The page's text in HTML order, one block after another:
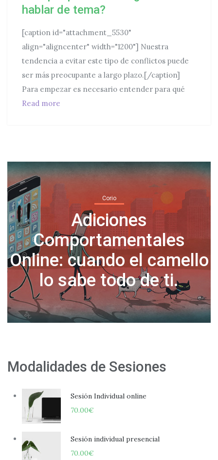
hablar de tema?
[caption id="attachment_5530"
align="aligncenter" width="1200"] Nuestra
tendencia a evitar este tipo de conflictos puede
ser más preocupante a largo plazo.[/caption]
Para empezar es necesario entender para qué
Read more
Corio
Normalicemos tomar días
libres por salud mental
Modalidades de Sesiones
Sesión Individual online
70.00€
Sesión individual presencial
70.00€